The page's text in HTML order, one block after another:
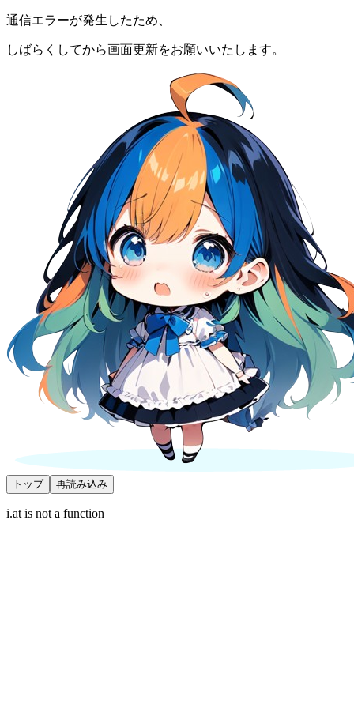
通信エラーが発生したため、
しばらくしてから画面更新をお願いいたします。
トップ 再読み込み
i.at is not a function